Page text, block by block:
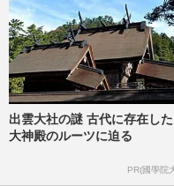
出雲大社の謎 古代に存在し
大神殿のルーツに迫る
PR(國學院